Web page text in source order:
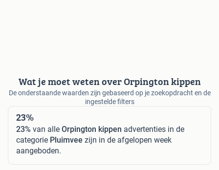
Wat je moet weten over Orpington kippen
De onderstaande waarden zijn gebaseerd op je zoekopdracht en de
ingestelde filters
23%
23% van alle Orpington kippen advertenties in de
categorie Pluimvee zijn in de afgelopen week
aangeboden.